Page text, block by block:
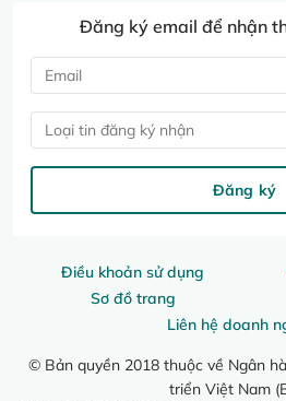
Điều khoản sử dụng
Sơ đồ trang
Liên hệ doanh
© Bản quyền 2018 thuộc về Ngân
triển Việt Nam
Đăng ký email để nhận
Loại tin đăng ký nhận
Đăng ký